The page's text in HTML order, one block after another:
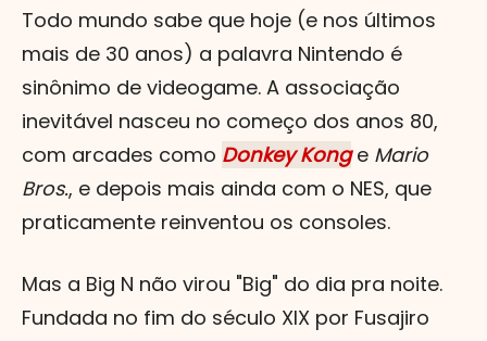
Todo mundo sabe que hoje (e nos últimos
mais de 30 anos) a palavra Nintendo é
sinônimo de videogame. A associação
inevitável nasceu no começo dos anos 80,
com arcades como Donkey Kong e Mario
Bros., e depois mais ainda com o NES, que
praticamente reinventou os consoles.
Mas a Big N não virou "Big" do dia pra noite.
Fundada no fim do século XIX por Fusajiro